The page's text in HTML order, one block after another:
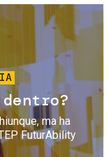
ma ha
FuturAbility